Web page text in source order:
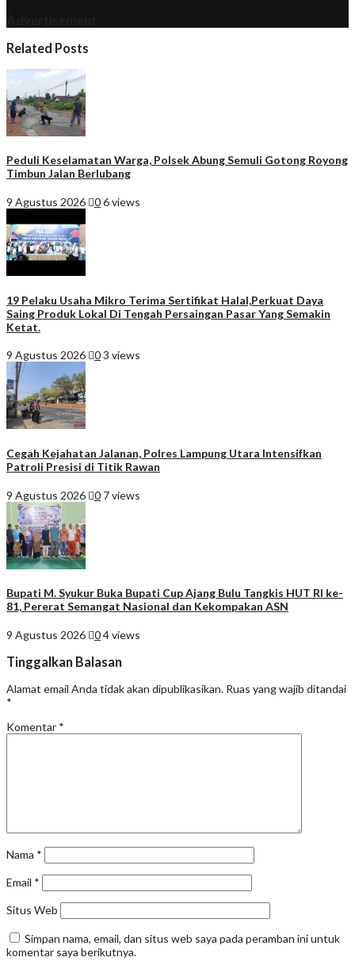
Related Posts
Peduli Keselamatan Warga, Polsek Abung Semuli Gotong Royong
Timbun Jalan Berlubang
9 Agustus 2026 06 views
19 Pelaku Usaha Mikro Terima Sertifikat Halal,Perkuat Daya
Saing Produk Lokal Di Tengah Persaingan Pasar Yang Semakin
Ketat.
9 Agustus 2026 03 views
Cegah Kejahatan Jalanan, Polres Lampung Utara Intensifkan
Patroli Presisi di Titik Rawan
9 Agustus 2026 0 7 views
Bupati M. Syukur Buka Bupati Cup Ajang Bulu Tangkis HUT RI ke-
81, Pererat Semangat Nasional dan Kekompakan ASN
9 Agustus 2026 04 views
Tinggalkan Balasan
Alamat email Anda tidak akan dipublikasikan. Ruas yang wajib ditandai
*
Komentar *
Nama *
Email *
Situs Web
Simpan nama, email, dan situs web saya pada peramban ini untuk
komentar saya berikutnya.